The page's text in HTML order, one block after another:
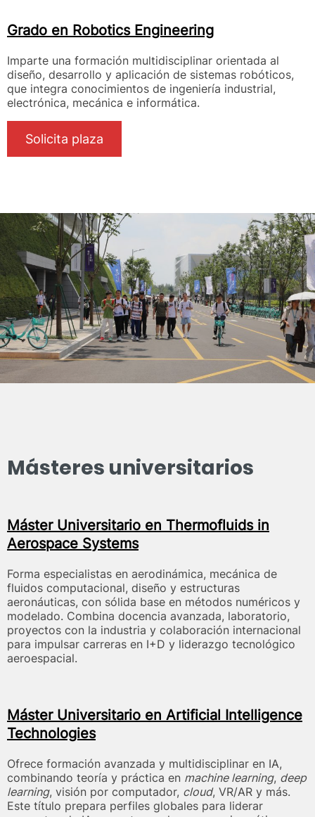
Grado en Robotics Engineering
Imparte una formación multidisciplinar orientada al
diseño, desarrollo y aplicación de sistemas robóticos,
que integra conocimientos de ingeniería industrial,
electrónica, mecánica e informática.
Solicita plaza
Másteres universitarios
Máster Universitario en Thermofluids in
Aerospace Systems
Forma especialistas en aerodinámica, mecánica de
fluidos computacional, diseño y estructuras
aeronáuticas, con sólida base en métodos numéricos y
modelado. Combina docencia avanzada, laboratorio,
proyectos con la industria y colaboración internacional
para impulsar carreras en I+D y liderazgo tecnológico
aeroespacial.
Máster Universitario en Artificial Intelligence
Technologies
Ofrece formación avanzada y multidisciplinar en IA,
combinando teoría y práctica en machine learning, deep
learning, visión por computador, cloud, VR/AR y más.
Este título prepara perfiles globales para liderar